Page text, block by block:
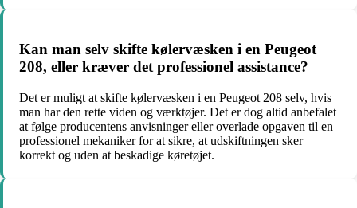
Kan man selv skifte kølervæsken i en Peugeot
208, eller kræver det professionel assistance?
Det er muligt at skifte kølervæsken i en Peugeot 208 selv, hvis
man har den rette viden og værktøjer. Det er dog altid anbefalet
at følge producentens anvisninger eller overlade opgaven til en
professionel mekaniker for at sikre, at udskiftningen sker
korrekt og uden at beskadige køretøjet.